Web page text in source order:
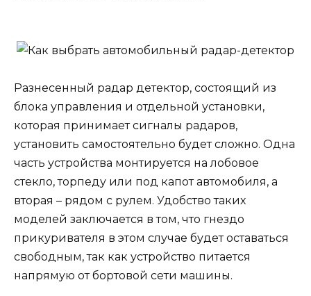
Разнесенный радар детектор, состоящий из
блока управления и отдельной установки,
которая принимает сигналы радаров,
установить самостоятельно будет сложно. Одна
часть устройства монтируется на лобовое
стекло, торпеду или под капот автомобиля, а
вторая – рядом с рулем. Удобство таких
моделей заключается в том, что гнездо
прикуривателя в этом случае будет оставаться
свободным, так как устройство питается
напрямую от бортовой сети машины.